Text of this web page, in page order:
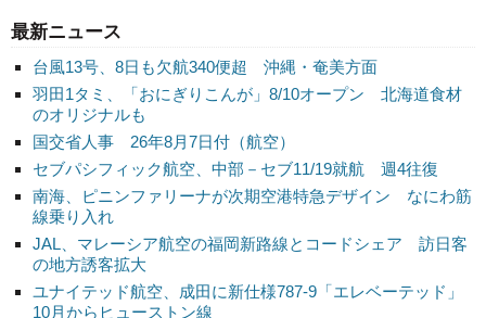
最新ニュース
台風13号、8日も欠航340便超 沖縄・奄美方面
羽田1タミ、「おにぎりこんが」8/10オープン 北海道食材
のオリジナルも
国交省人事 26年8月7日付（航空）
セブパシフィック航空、中部－セブ11/19就航 週4往復
南海、ピニンファリーナが次期空港特急デザイン なにわ筋
線乗り入れ
JAL、マレーシア航空の福岡新路線とコードシェア 訪日客
の地方誘客拡大
ユナイテッド航空、成田に新仕様787-9「エレベーテッド」
10月からヒューストン線